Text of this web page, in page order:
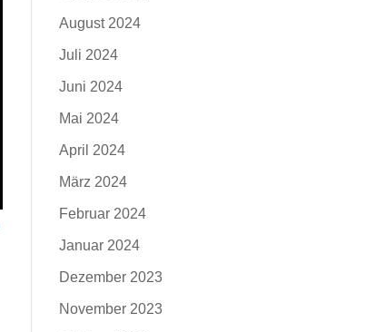
August 2024
Juli 2024
Juni 2024
Mai 2024
April 2024
März 2024
Februar 2024
Januar 2024
Dezember 2023
November 2023